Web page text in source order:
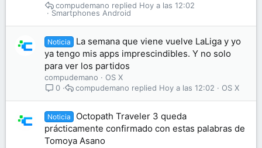
Smartphones Android
Hoy a las 12:02
compudemano
Noticia
La semana que viene vuelve LaLiga y yo
ya tengo mis apps imprescindibles. Y no solo
para ver los partidos
compudemano
OS X
0
OS X
Hoy a las 12:02
compudemano
Noticia
Octopath Traveler 3 queda
prácticamente confirmado con estas palabras de
Tomoya Asano